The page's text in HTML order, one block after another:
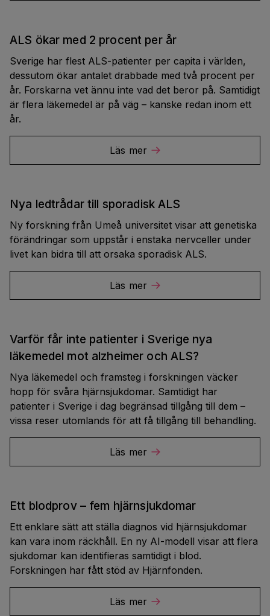
ALS ökar med 2 procent per år
Sverige har flest ALS-patienter per capita i världen,
dessutom ökar antalet drabbade med två procent per
år. Forskarna vet ännu inte vad det beror på. Samtidigt
är flera läkemedel är på väg – kanske redan inom ett
år.
Läs mer
Nya ledtrådar till sporadisk ALS
Ny forskning från Umeå universitet visar att genetiska
förändringar som uppstår i enstaka nervceller under
livet kan bidra till att orsaka sporadisk ALS.
Läs mer
Varför får inte patienter i Sverige nya
läkemedel mot alzheimer och ALS?
Nya läkemedel och framsteg i forskningen väcker
hopp för svåra hjärnsjukdomar. Samtidigt har
patienter i Sverige i dag begränsad tillgång till dem –
vissa reser utomlands för att få tillgång till behandling.
Läs mer
Ett blodprov – fem hjärnsjukdomar
Ett enklare sätt att ställa diagnos vid hjärnsjukdomar
kan vara inom räckhåll. En ny AI-modell visar att flera
sjukdomar kan identifieras samtidigt i blod.
Forskningen har fått stöd av Hjärnfonden.
Läs mer